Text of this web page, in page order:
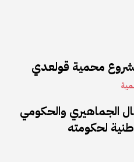
محمية قولعدي
الجماهيري والحكومي
لحكومته